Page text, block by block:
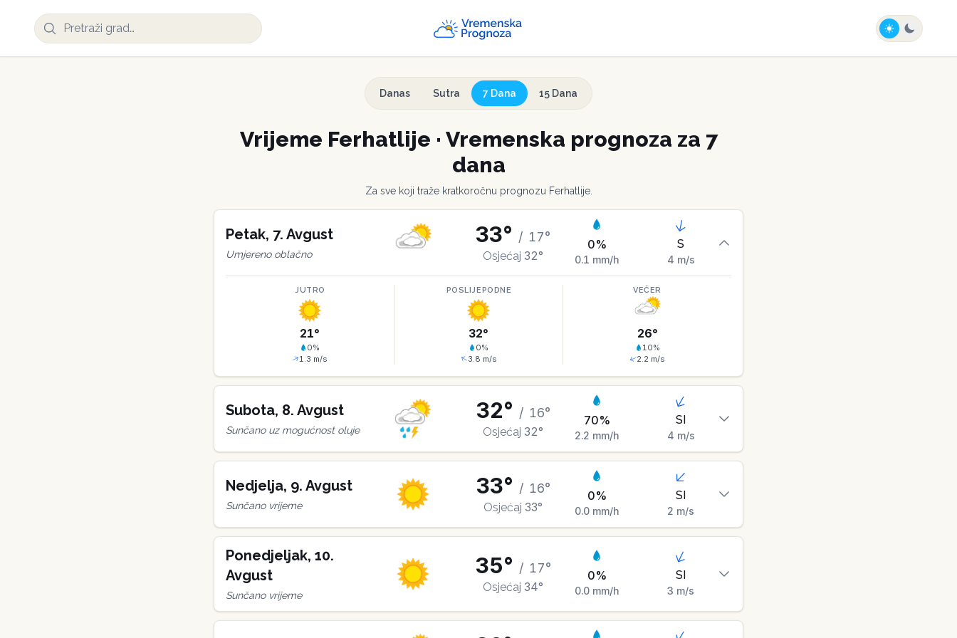
Danas Sutra 7 Dana 15 Dana
Vrijeme Ferhatlije · Vremenska prognoza za 7
dana
Za sve koji traže kratkoročnu prognozu Ferhatlije.
Petak, 7. Avgust
Umjereno oblačno
33° / 17°
Osjećaj 32°
0%
0.1 mm/h
S
4 m/s
JUTRO
21°
0%
1.3 m/s
POSLIJEPODNE
32°
0%
3.8 m/s
VEČER
26°
10%
2.2 m/s
Subota, 8. Avgust
Sunčano uz mogućnost oluje
32° / 16°
Osjećaj 32°
70%
2.2 mm/h
SI
4 m/s
Nedjelja, 9. Avgust
Sunčano vrijeme
33° / 16°
Osjećaj 33°
0%
0.0mm/h
SI
2 m/s
Ponedjeljak, 10.
Avgust
Sunčano vrijeme
35° / 17°
Osjećaj 34°
0%
0.0mm/h
SI
3 m/s